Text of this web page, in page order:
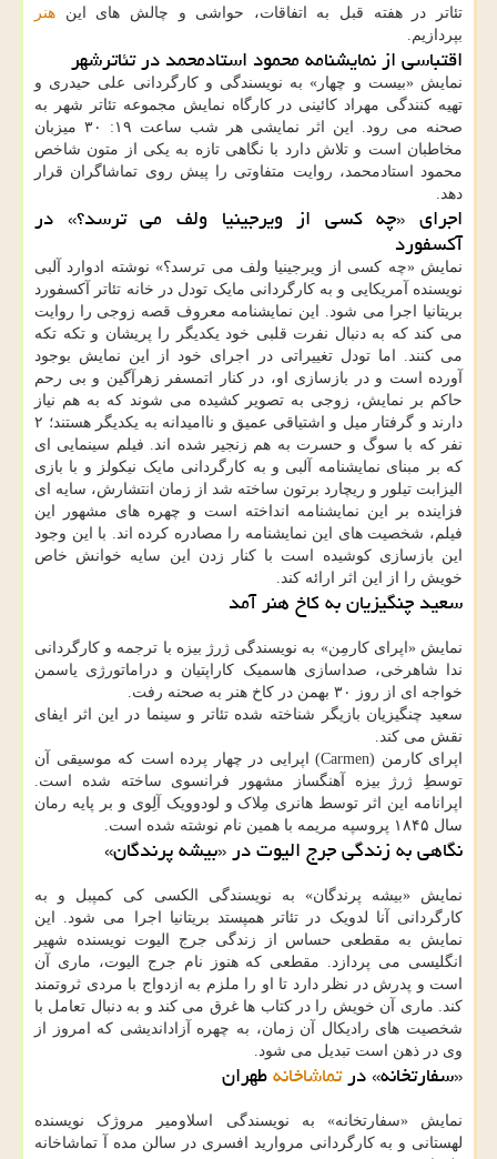
تئاتر در هفته قبل به اتفاقات، حواشی و چالش های این هنر
بپردازیم.
اقتباسی از نمایشنامه محمود استادمحمد در تئاترشهر
نمایش «بیست و چهار» به نویسندگی و کارگردانی علی حیدری و
تهیه کنندگی مهراد کائینی در کارگاه نمایش مجموعه تئاتر شهر به
صحنه می رود. این اثر نمایشی هر شب ساعت ۱۹: ۳۰ میزبان
مخاطبان است و تلاش دارد با نگاهی تازه به یکی از متون شاخص
محمود استادمحمد، روایت متفاوتی را پیش روی تماشاگران قرار
دهد.
اجرای «چه کسی از ویرجینیا ولف می ترسد؟» در
آکسفورد
نمایش «چه کسی از ویرجینیا ولف می ترسد؟» نوشته ادوارد آلبی
نویسنده آمریکایی و به کارگردانی مایک تودل در خانه تئاتر آکسفورد
بریتانیا اجرا می شود. این نمایشنامه معروف قصه زوجی را روایت
می کند که به دنبال نفرت قلبی خود یکدیگر را پریشان و تکه تکه
می کنند. اما تودل تغییراتی در اجرای خود از این نمایش بوجود
آورده است و در بازسازی او، در کنار اتمسفر زهرآگین و بی رحم
حاکم بر نمایش، زوجی به تصویر کشیده می شوند که به هم نیاز
دارند و گرفتار میل و اشتیاقی عمیق و ناامیدانه به یکدیگر هستند؛ ۲
نفر که با سوگ و حسرت به هم زنجیر شده اند. فیلم سینمایی ای
که بر مبنای نمایشنامه آلبی و به کارگردانی مایک نیکولز و با بازی
الیزابت تیلور و ریچارد برتون ساخته شد از زمان انتشارش، سایه ای
فزاینده بر این نمایشنامه انداخته است و چهره های مشهور این
فیلم، شخصیت های این نمایشنامه را مصادره کرده اند. با این وجود
این بازسازی کوشیده است با کنار زدن این سایه خوانش خاص
خویش را از این اثر ارائه کند.
سعید چنگیزیان به کاخ هنر آمد
نمایش «اپرای کارمِن» به نویسندگی ژرژ بیزه با ترجمه و کارگردانی
ندا شاهرخی، صداسازی هاسمیک کاراپتیان و دراماتورژی یاسمن
خواجه ای از روز ۳۰ بهمن در کاخ هنر به صحنه رفت.
سعید چنگیزیان بازیگر شناخته شده تئاتر و سینما در این اثر ایفای
نقش می کند.
اپرای کارمن (Carmen) اپرایی در چهار پرده است که موسیقی آن
توسطِ ژرژ بیزه آهنگساز مشهور فرانسوی ساخته شده است.
اپرانامه این اثر توسط هانری مِلاک و لودوویک آلِوی و بر پایه رمان
سال ۱۸۴۵ پروسپه مریمه با همین نام نوشته شده است.
نگاهی به زندگی جرج الیوت در «بیشه پرندگان»
نمایش «بیشه پرندگان» به نویسندگی الکسی کی کمپبل و به
کارگردانی آنا لدویک در تئاتر همپستد بریتانیا اجرا می شود. این
نمایش به مقطعی حساس از زندگی جرج الیوت نویسنده شهیر
انگلیسی می پردازد. مقطعی که هنوز نام جرج الیوت، ماری آن
است و پدرش در نظر دارد تا او را ملزم به ازدواج با مردی ثروتمند
کند. ماری آن خویش را در کتاب ها غرق می کند و به دنبال تعامل با
شخصیت های رادیکال آن زمان، به چهره آزاداندیشی که امروز از
وی در ذهن است تبدیل می شود.
«سفارتخانه» درتماشاخانهطهران
نمایش «سفارتخانه» به نویسندگی اسلاومیر مروژک نویسنده
لهستانی و به کارگردانی مروارید افسری در سالن مده آ تماشاخانه